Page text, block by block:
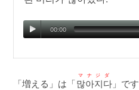
00:00
「増える」は「많아지다
マナジダ
」です